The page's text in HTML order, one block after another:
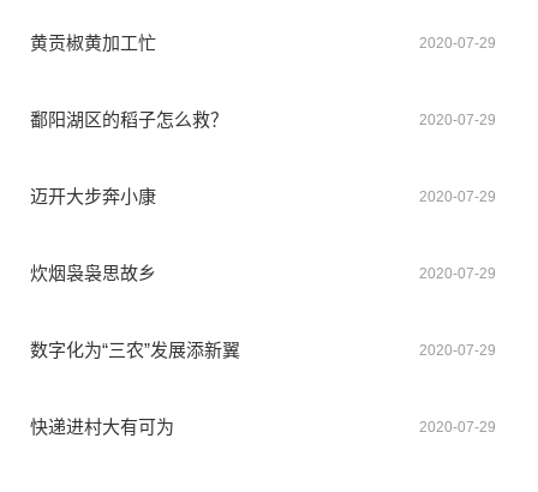
黄贡椒黄加工忙 2020-07-29
鄱阳湖区的稻子怎么救？ 2020-07-29
迈开大步奔小康 2020-07-29
炊烟袅袅思故乡 2020-07-29
数字化为“三农”发展添新翼 2020-07-29
快递进村大有可为 2020-07-29